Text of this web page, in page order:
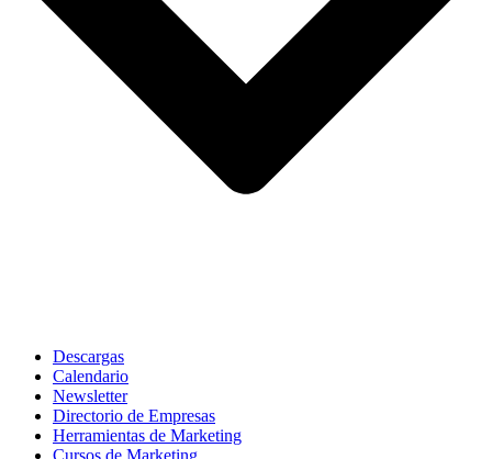
Descargas
Calendario
Newsletter
Directorio de Empresas
Herramientas de Marketing